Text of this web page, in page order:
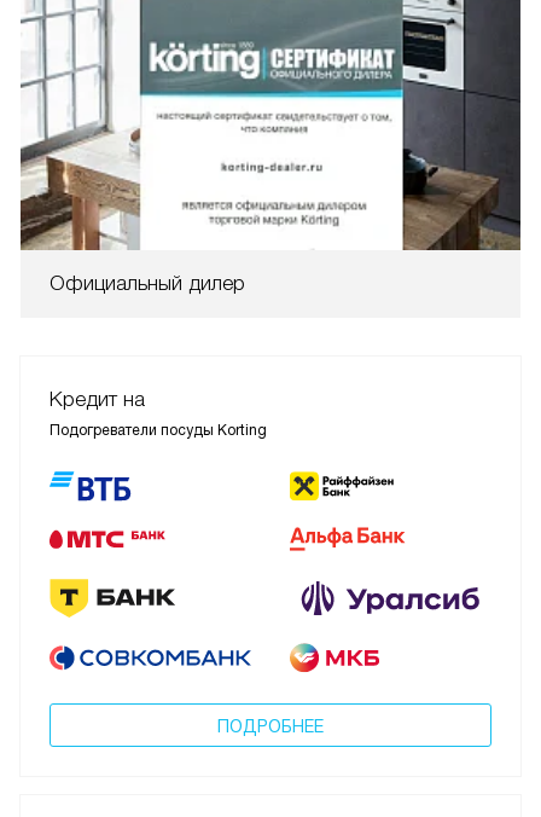
Официальный дилер
Кредит на
Подогреватели посуды Korting
ПОДРОБНЕЕ